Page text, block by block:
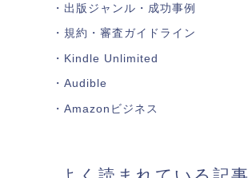
・ 出版ジャンル・成功事例
・ 規約・審査ガイドライン
・ Kindle Unlimited
・ Audible
・ Amazonビジネス